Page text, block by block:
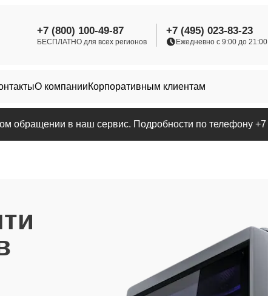
+7 (800) 100-49-87
БЕСПЛАТНО для всех регионов
+7 (495) 023-83-23
Ежедневно с 9:00 до 21:00
О компанииКорпоративным клиентам
обращении в наш сервис. Подробности по телефону